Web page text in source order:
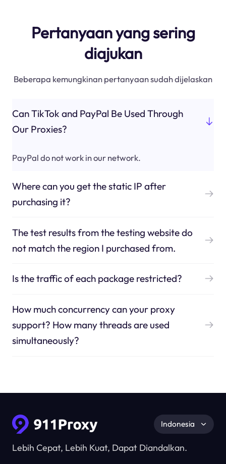
Pertanyaan yang sering
diajukan
Beberapa kemungkinan pertanyaan sudah dijelaskan
Can TikTok and PayPal Be Used Through
Our Proxies?
PayPal do not work in our network.
Where can you get the static IP after
purchasing it?
The test results from the testing website do
not match the region I purchased from.
Is the traffic of each package restricted?
How much concurrency can your proxy
support? How many threads are used
simultaneously?
Lebih Cepat, Lebih Kuat, Dapat Diandalkan.
Indonesia